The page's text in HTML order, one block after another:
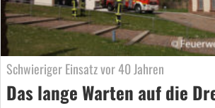
Schwieriger Einsatz vor 40 Jahren
Das lange Warten auf die